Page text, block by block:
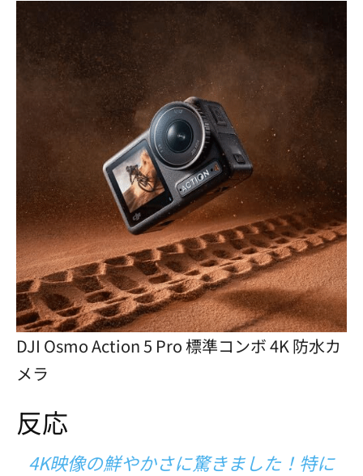
DJI Osmo Action 5 Pro 標準コンボ 4K 防水カ
メラ
反応
4K映像の鮮やかさに驚きました！特に